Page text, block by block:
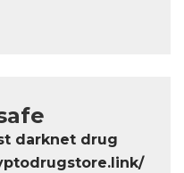
darknet drug